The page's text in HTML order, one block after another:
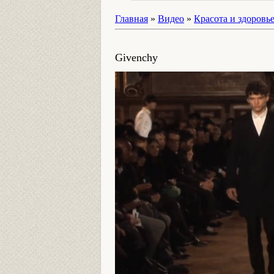
Главная » Видео » Красота и здоровье
Givenchy